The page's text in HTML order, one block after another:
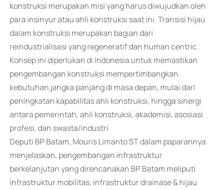
konstruksi merupakan misi yang harus diwujudkan oleh
para insinyur atau ahli konstruksi saat ini. Transisi hijau
dalam konstruksi merupakan bagian dari
reindustrialisasi yang regeneratif dan human centric.
Konsep ini diperlukan di Indonesia untuk memastikan
pengembangan konstruksi mempertimbangkan
kebutuhan jangka panjang di masa depan, mulai dari
peningkatan kapabilitas ahli konstruksi, hingga sinergi
antara pemerintah, ahli konstruksi, akademisi, asosiasi
profesi, dan swasta/industri
Deputi BP Batam, Mouris Limanto ST dalam paparannya
menjelaskan, pengembangan infrastruktur
berkelanjutan yang direncanakan BP Batam meliputi
infrastruktur mobilitas, infrastruktur drainase & hijau